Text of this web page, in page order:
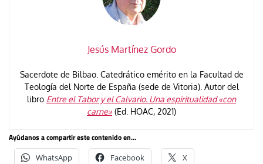
Jesús Martínez Gordo
Sacerdote de Bilbao. Catedrático emérito en la Facultad de
Teologí­a del Norte de España (sede de Vitoria). Autor del
libro Entre el Tabor y el Calvario. Una espiritualidad «con
carne» (Ed. HOAC, 2021)
Ayúdanos a compartir este contenido en...
WhatsApp Facebook X